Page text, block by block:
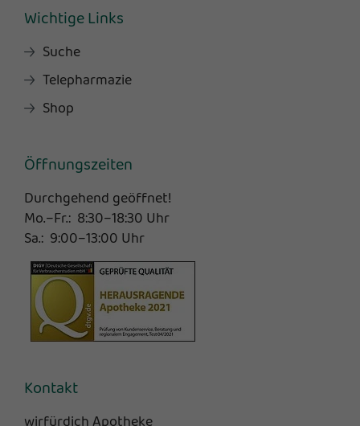
Wichtige Links
Suche
Telepharmazie
Shop
Öffnungszeiten
Durchgehend geöffnet!
Mo.–Fr.: 8:30–18:30 Uhr
Sa.: 9:00–13:00 Uhr
Kontakt
wirfürdich Apotheke